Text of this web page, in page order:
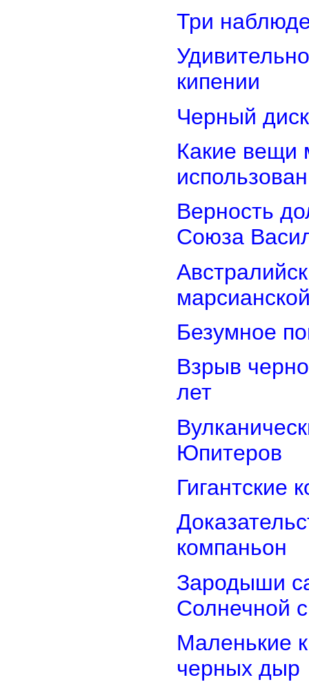
Три
кипении
Черный
Какие вещи
Верность
Союза
Безумное
Взрыв
лет
Юпитеров
Гигантские
компаньон
Зародыши
Солнечной
Маленькие
черных дыр